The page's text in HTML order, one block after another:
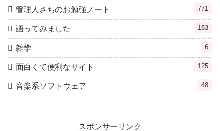
管理人さちのお勉強ノート 771
語ってみました 183
雑学 6
面白くて便利なサイト 125
音楽系ソフトウェア 48
スポンサーリンク